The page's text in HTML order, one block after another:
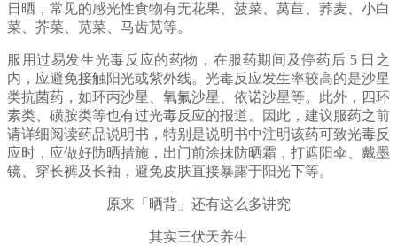
日晒，常见的感光性食物有无花果、菠菜、莴苣、荞麦、小白
菜、芥菜、苋菜、马齿苋等。
服用过易发生光毒反应的药物，在服药期间及停药后 5 日之
内，应避免接触阳光或紫外线。光毒反应发生率较高的是沙星
类抗菌药，如环丙沙星、氧氟沙星、依诺沙星等。此外，四环
素类、磺胺类等也有过光毒反应的报道。因此，建议服药之前
请详细阅读药品说明书，特别是说明书中注明该药可致光毒反
应时，应做好防晒措施，出门前涂抹防晒霜，打遮阳伞、戴墨
镜、穿长裤及长袖，避免皮肤直接暴露于阳光下等。
原来「晒背」还有这么多讲究
其实三伏天养生